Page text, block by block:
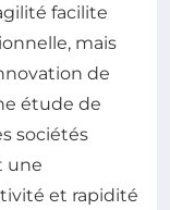
facilite
mais
de
étude de
sociétés
une
et rapidité